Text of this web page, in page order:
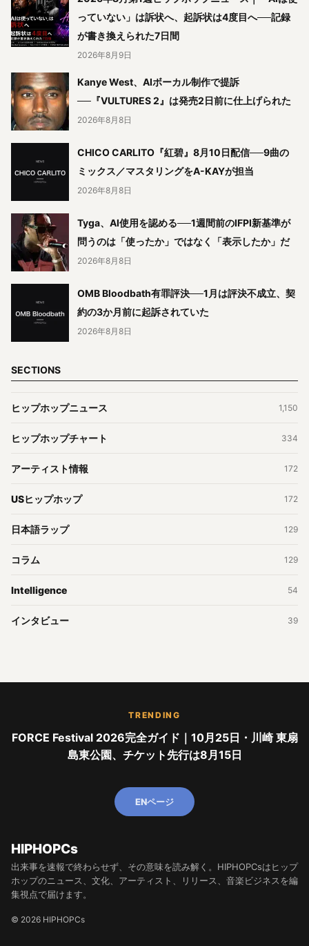
っていない」は訴状へ、起訴状は4度目へ──記録
が書き換えられた7日間
2026年8月9日
Kanye West、AIボーカル制作で提訴
──『VULTURES 2』は発売2日前に仕上げられた
2026年8月8日
CHICO CARLITO『紅碧』8月10日配信──9曲の
ミックス／マスタリングをA-KAYが担当
2026年8月8日
Tyga、AI使用を認める──1週間前のIFPI新基準が
問うのは「使ったか」ではなく「表示したか」だ
2026年8月8日
OMB Bloodbath有罪評決──1月は評決不成立、契
約の3か月前に起訴されていた
2026年8月8日
SECTIONS
ヒップホップニュース 1,150
ヒップホップチャート 334
アーティスト情報 172
USヒップホップ 172
日本語ラップ 129
コラム 129
Intelligence 54
インタビュー 39
TRENDING
FORCE Festival 2026完全ガイド｜10月25日・川崎 東扇
島東公園、チケット先行は8月15日
ENページ
HIPHOPCs
出来事を速報で終わらせず、その意味を読み解く。HIPHOPCsはヒップ
ホップのニュース、文化、アーティスト、リリース、音楽ビジネスを編
集視点で届けます。
© 2026 HIPHOPCs